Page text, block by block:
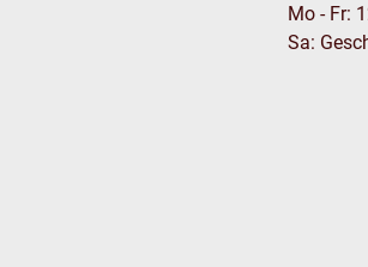
Mo - Fr:
Sa: